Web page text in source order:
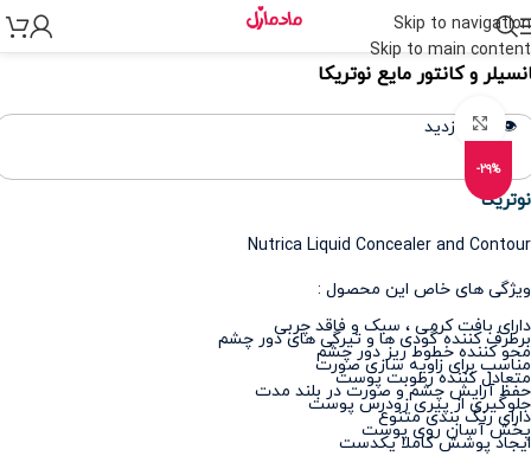
Skip to navigation
Skip to main content
> لوازم آرایشی >
و کانتور مایع نوتریکا
👁️ 316 بازدید
-29%
برای بزرگنمایی کلیک کنید
نوتریکا
Nutrica Liquid Concealer and Contour
ویژگی های خاص این محصول :
دارای بافت کرمی ، سبک و فاقد چربی
برطرف کننده گودی ها و تیرگی های دور چشم
محو کننده خطوط ریز دور چشم
مناسب برای زاویه سازی صورت
متعادل کننده رطوبت پوست
حفظ آرایش چشم و صورت در بلند مدت
جلوگیری از پیری زودرس پوست
دارای رنگ بندی متنوع
پخش آسان روی پوست
ایجاد پوشش کاملا یکدست